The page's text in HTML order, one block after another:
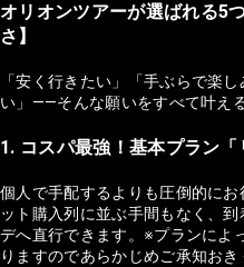
オリオンツアーが選ばれる5
さ】
「安く行きたい」「手ぶらで楽
い」——そんな願いをすべて叶え
1. コスパ最強！基本プラン
個人で手配するよりも圧倒的に
ット購入列に並ぶ手間もなく、
デへ直行できます。※プランによ
りますのであらかじめご承知おき